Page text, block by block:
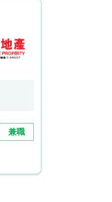
兼職